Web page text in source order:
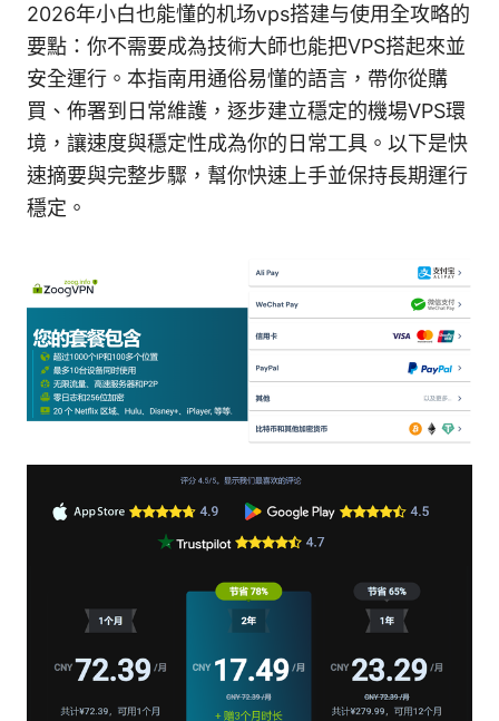
2026年小白也能懂的机场vps搭建与使用全攻略的
要點：你不需要成為技術大師也能把VPS搭起來並
安全運行。本指南用通俗易懂的語言，帶你從購
買、佈署到日常維護，逐步建立穩定的機場VPS環
境，讓速度與穩定性成為你的日常工具。以下是快
速摘要與完整步驟，幫你快速上手並保持長期運行
穩定。